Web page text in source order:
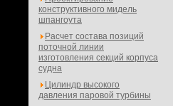
конструктивного мидель
шпангоута
Расчет состава позиций
поточной линии
изготовления секций корпуса
судна
Цилиндр высокого
давления паровой турбины